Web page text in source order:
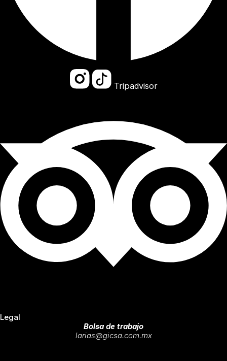
Tripadvisor
Legal
Bolsa de trabajo
larias@gicsa.com.mx